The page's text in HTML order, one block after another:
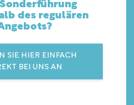
des regulären
SIE HIER EINFACH
BEI UNS AN